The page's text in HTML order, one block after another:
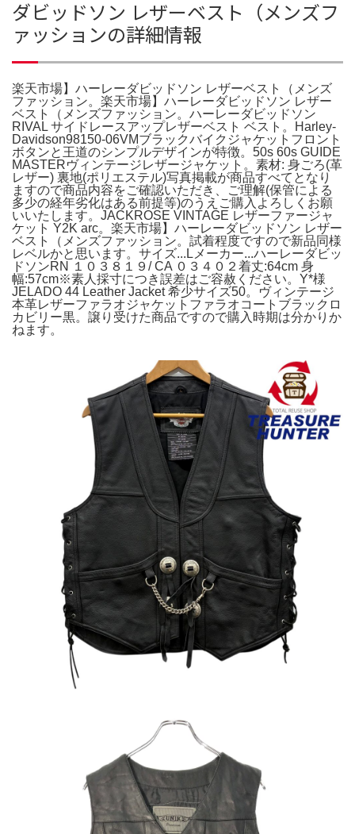
ダビッドソン レザーベスト（メンズフ
ァッションの詳細情報
楽天市場】ハーレーダビッドソン レザーベスト（メンズ
ファッション。楽天市場】ハーレーダビッドソン レザー
ベスト（メンズファッション。ハーレーダビッドソン
RIVAL サイドレースアップレザーベスト ベスト。Harley-
Davidson98150-06VMブラックバイクジャケットフロント
ボタンと王道のシンプルデザインが特徴。50s 60s GUIDE
MASTERヴィンテージレザージャケット。素材: 身ごろ(革
レザー) 裏地(ポリエステル)写真掲載が商品すべてとなり
ますので商品内容をご確認いただき、ご理解(保管による
多少の経年劣化はある前提等)のうえご購入よろしくお願
いいたします。JACKROSE VINTAGE レザーファージャ
ケット Y2K arc。楽天市場】ハーレーダビッドソン レザー
ベスト（メンズファッション。試着程度ですので新品同様
レベルかと思います。サイズ...Lメーカー...ハーレーダビッ
ドソンRN １０３８１９/ CA ０３４０２着丈:64cm 身
幅:57cm※素人採寸につき誤差はご容赦ください。Y*様
JELADO 44 Leather Jacket 希少サイズ50。ヴィンテージ
本革レザーファラオジャケットファラオコートブラックロ
カビリー黒。譲り受けた商品ですので購入時期は分かりか
ねます。